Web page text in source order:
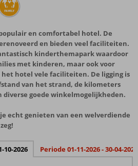
en comfortabel hotel. De
en bieden veel faciliteiten.
kinderthemapark waardoor
met kinderen, maar ook voor
hotel vele faciliteiten. De ligging is
van het strand, de kilometers
diverse goede winkelmogelijkheden.
echt genieten van een welverdiende
10-2026 Periode 01-11-2026 - 30-04-2027